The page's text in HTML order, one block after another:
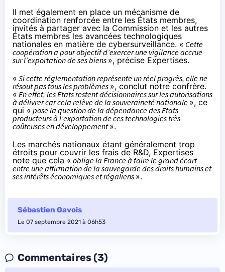
Il met également en place un mécanisme de
coordination renforcée entre les États membres,
invités à partager avec la Commission et les autres
États membres les avancées technologiques
nationales en matière de cybersurveillance. « Cette
coopération a pour objectif d’exercer une vigilance accrue
sur l’exportation de ses biens », précise Expertises.
« Si cette réglementation représente un réel progrès, elle ne
résout pas tous les problèmes », conclut notre confrère.
« En effet, les Etats restent décisionnaires sur les autorisations
à délivrer car cela relève de la souveraineté nationale », ce
qui « pose la question de la dépendance des Etats
producteurs à l’exportation de ces technologies très
coûteuses en développement».
Les marchés nationaux étant généralement trop
étroits pour couvrir les frais de R&D, Expertises
note que cela « oblige la France à faire le grand écart
entre une affirmation de la sauvegarde des droits humains et
ses intérêts économiques et régaliens ».
Sébastien Gavois
Le 07 septembre 2021 à 06h53
Commentaires (3)